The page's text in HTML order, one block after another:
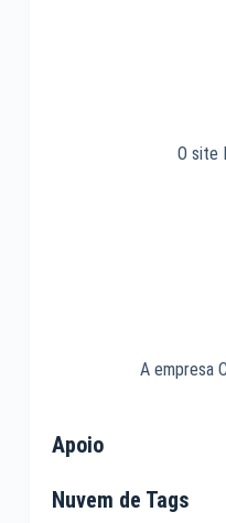
O site
A empresa
Apoio
Nuvem de Tags